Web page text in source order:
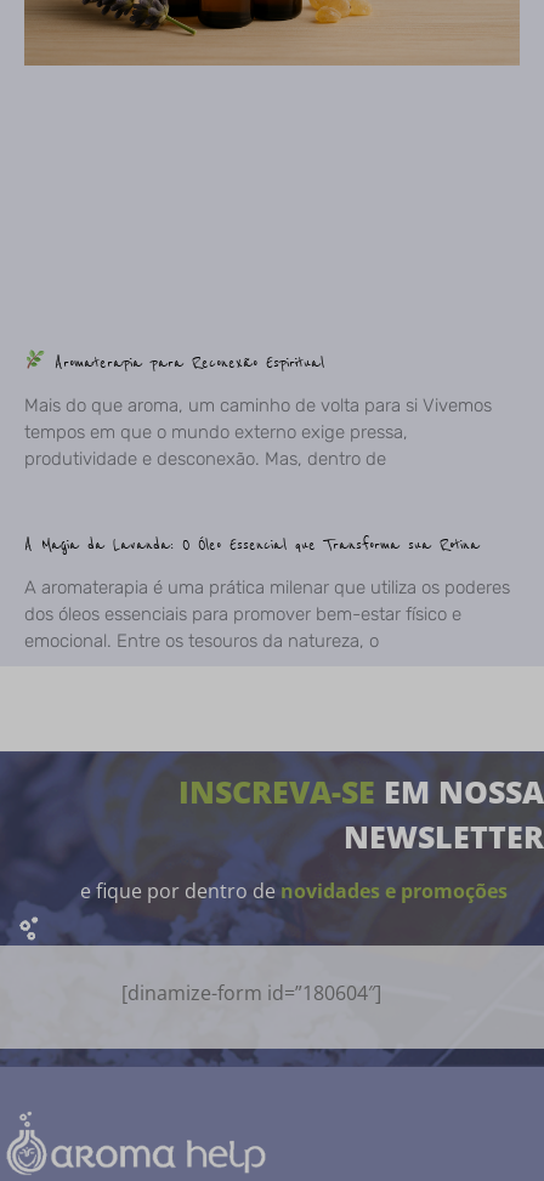
Aromaterapia para Reconexão Espiritual
Mais do que aroma, um caminho de volta para si Vivemos
tempos em que o mundo externo exige pressa,
produtividade e desconexão. Mas, dentro de
A Magia da Lavanda: O Óleo Essencial que Transforma sua Rotina
A aromaterapia é uma prática milenar que utiliza os poderes
dos óleos essenciais para promover bem-estar físico e
emocional. Entre os tesouros da natureza, o
INSCREVA-SE EM NOSSA
NEWSLETTER
e fique por dentro de novidades e promoções
[dinamize-form id=”180604″]